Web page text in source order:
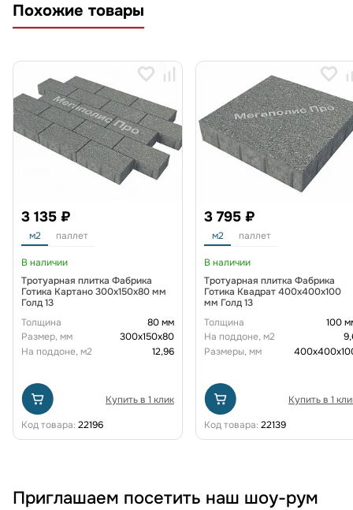
Похожие товары
3 135 ₽
м2 паллет
В наличии
Тротуарная плитка Фабрика
Готика Картано 300х150х80 мм
Голд 13
Толщина
80 мм
Размер, мм
300х150х80
На поддоне, м2
12,96
Купить в 1 клик
Код товара: 22196
3 795 ₽
м2 паллет
В наличии
Тротуарная плитка Фабрика
Готика Квадрат 400х400х100
мм Голд 13
Толщина
100
На поддоне, м2
Размеры, мм
Купить в 1
Код товара: 22139
Приглашаем посетить наш шоу-рум